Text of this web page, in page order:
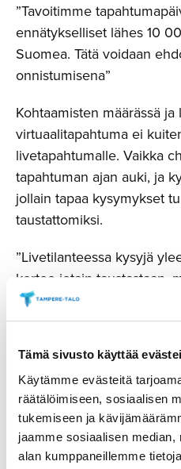
Tämä sivusto käyttää
Käytämme evästeitä
räätälöimiseen, sosiaalisen
tukemiseen ja
jaamme sosiaalisen
alan kumppaneillemme
”Tavoitimme
ennätykselliset lähes 10
Suomea. Tätä voidaan
onnistumisena”
Kohtaamisten määrässä ja
virtuaalitapahtuma ei
livetapahtumalle. Vaikka
tapahtuman ajan auki, ja
jollain tapaa kysymykset
taustattomiksi.
”Livetilanteessa kysyjä
kertoo jotain taustastaan,
vaikutuksensa”,
toteuttamaan, vaikka
ovat kehittyneet
näyttelyssä oleellista on
pääsevät hypistelemään
erilaisia